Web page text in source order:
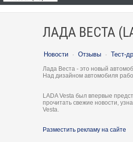
ЛАДА ВЕСТА
Новости · Отзывы · Тест-
Лада Веста - это новый
Над дизайном автомобиля
LADA Vesta был впервые
прочитать свежие новости,
Vesta.
Разместить рекламу на сайте